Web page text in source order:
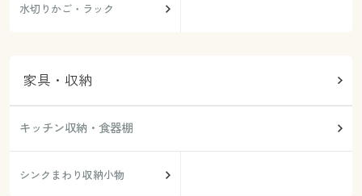
水切りかご・ラック
家具・収納
キッチン収納・食器棚
シンクまわり収納小物